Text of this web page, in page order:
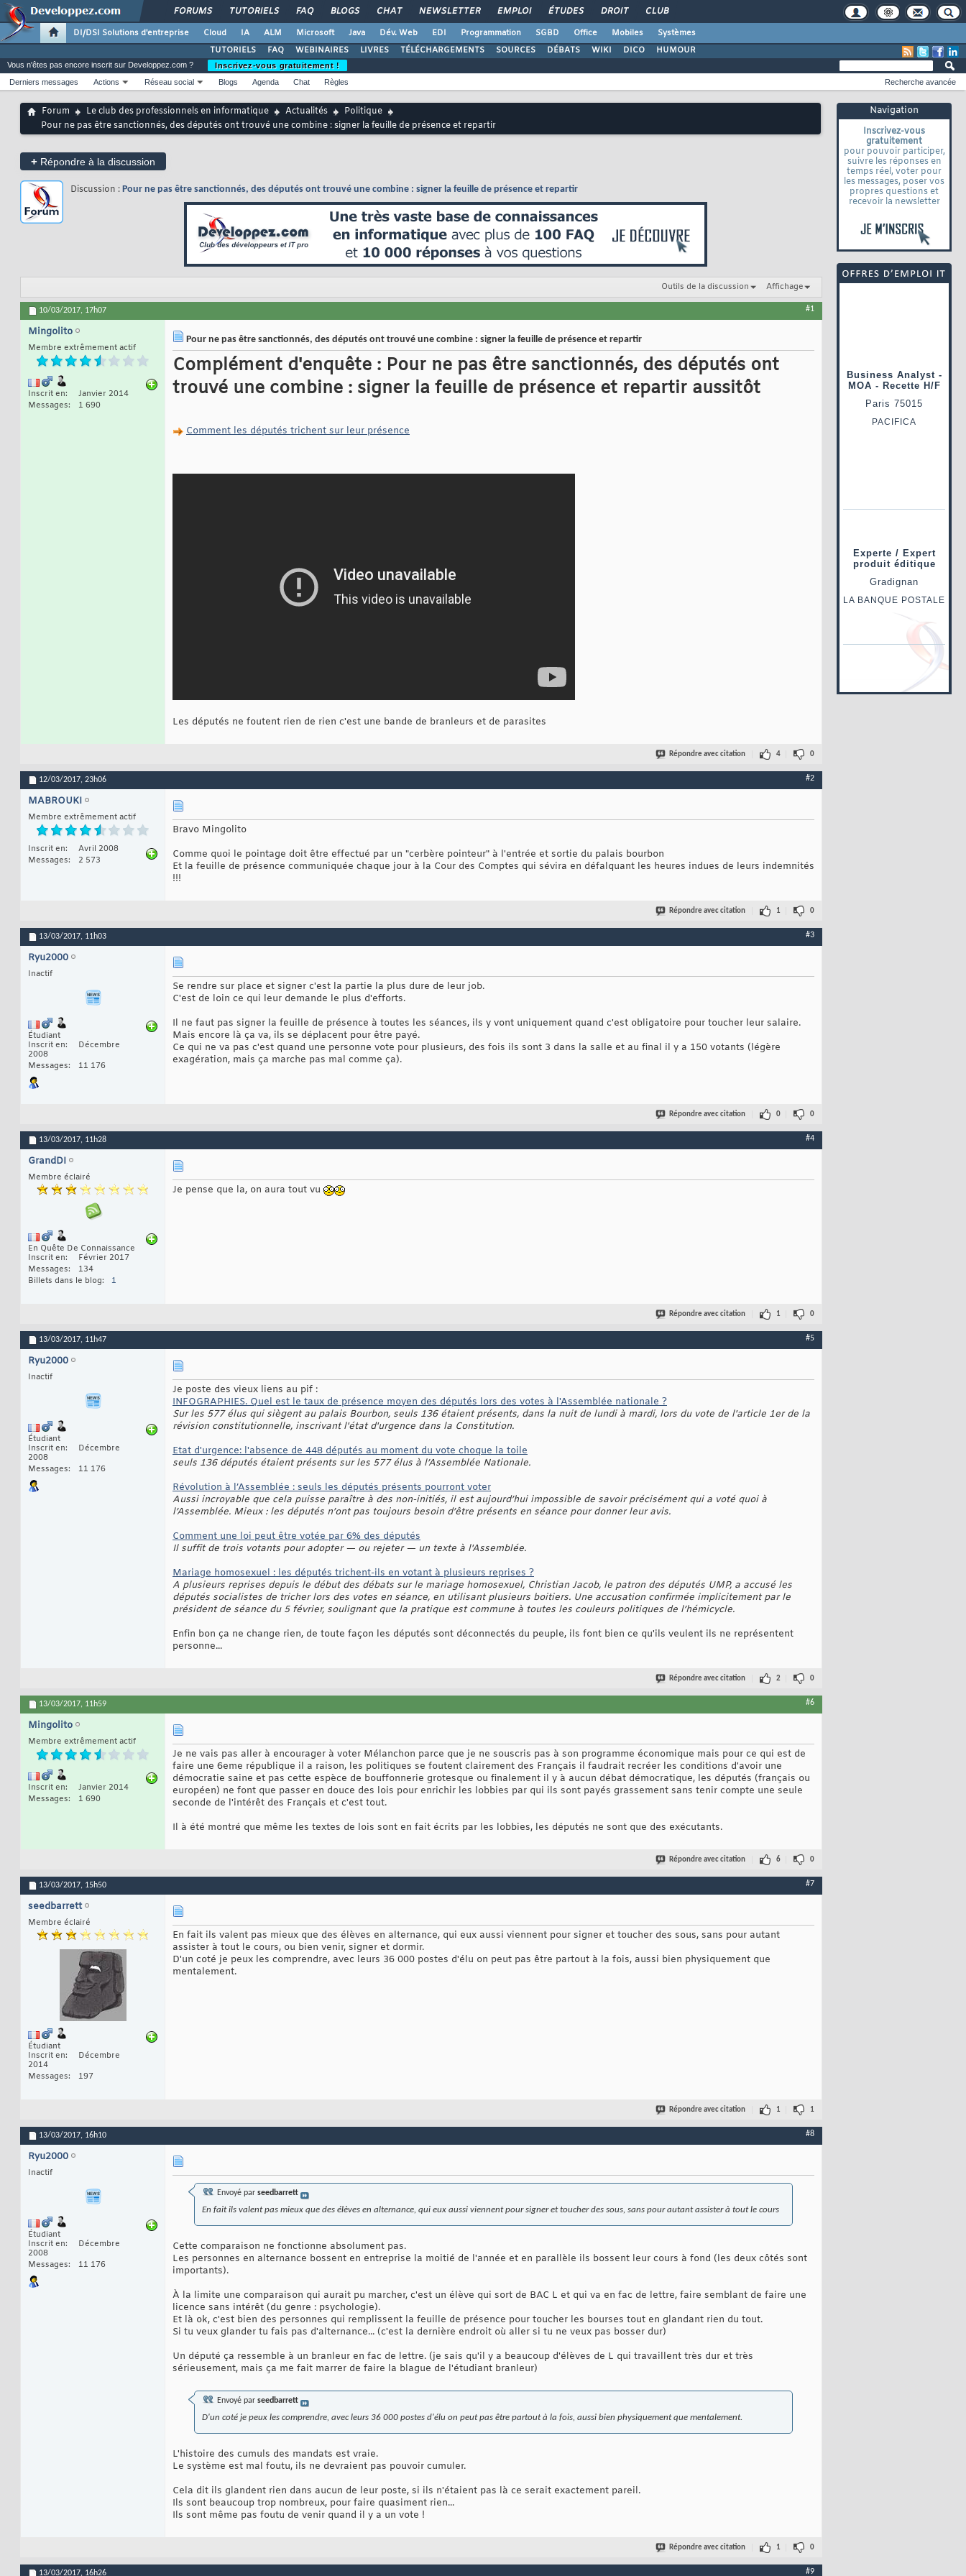
FORUMS TUTORIELS FAQ BLOGS CHAT NEWSLETTER EMPLOI ÉTUDES DROIT CLUB
DI/DSI Solutions d'entreprise Cloud IA ALM Microsoft Java Dév. Web EDI Programmation SGBD Office Mobiles
Systèmes
TUTORIELS
FAQ WEBINAIRES LIVRES TÉLÉCHARGEMENTS SOURCES DÉBATS WIKI DICO HUMOUR
Navigation
Inscrivez-vous
gratuitement
pour pouvoir participer,
suivre les réponses en
temps réel, voter pour
les messages, poser vos
propres questions et
recevoir la newsletter
Vous n'êtes pas encore inscrit sur Developpez.com ?
Inscrivez-vous gratuitement !
Derniers messages
Actions Réseau social Blogs Agenda Chat Règles Recherche avancée
Forum Le club des professionnels en informatique Actualités
Politique
Pour ne pas être sanctionnés, des députés ont trouvé une combine : signer la feuille de présence et repartir
+ Répondre à la discussion
Discussion : Pour ne pas être sanctionnés, des députés ont trouvé une combine : signer la feuille de présence et repartir
Outils de la discussion Affichage
10/03/2017, 17h07 #1
Mingolito
Membre extrêmement actif
Inscrit en
Janvier 2014
Messages
1 690
Pour ne pas être sanctionnés, des députés ont trouvé une combine : signer la feuille de présence et repartir
Complément d'enquête : Pour ne pas être sanctionnés, des députés ont
trouvé une combine : signer la feuille de présence et repartir aussitôt
Comment les députés trichent sur leur présence
Les députés ne foutent rien de rien c'est une bande de branleurs et de parasites
Répondre avec citation 4 0
12/03/2017, 23h06 #2
MABROUKI
Membre extrêmement actif
Inscrit en
Avril 2008
Messages
2 573
Bravo Mingolito
Comme quoi le pointage doit être effectué par un "cerbère pointeur" à l'entrée et sortie du palais bourbon
Et la feuille de présence communiquée chaque jour à la Cour des Comptes qui sévira en défalquant les heures indues de leurs indemnités
!!!
Répondre avec citation 1 0
13/03/2017, 11h03 #3
Ryu2000
Inactif
Étudiant
Inscrit en
Décembre
2008
Messages
11 176
Se rendre sur place et signer c'est la partie la plus dure de leur job.
C'est de loin ce qui leur demande le plus d'efforts.
Il ne faut pas signer la feuille de présence à toutes les séances, ils y vont uniquement quand c'est obligatoire pour toucher leur salaire.
Mais encore là ça va, ils se déplacent pour être payé.
Ce qui ne va pas c'est quand une personne vote pour plusieurs, des fois ils sont 3 dans la salle et au final il y a 150 votants (légère
exagération, mais ça marche pas mal comme ça).
Répondre avec citation 0 0
13/03/2017, 11h28 #4
GrandDI
Membre éclairé
En Quête De Connaissance
Inscrit en
Février 2017
Messages
134
Billets dans le blog
1
Je pense que la, on aura tout vu
Répondre avec citation 1 0
13/03/2017, 11h47 #5
Ryu2000
Inactif
Étudiant
Inscrit en
Décembre
2008
Messages
11 176
Je poste des vieux liens au pif :
INFOGRAPHIES. Quel est le taux de présence moyen des députés lors des votes à l'Assemblée nationale ?
Sur les 577 élus qui siègent au palais Bourbon, seuls 136 étaient présents, dans la nuit de lundi à mardi, lors du vote de l'article 1er de la
révision constitutionnelle, inscrivant l'état d'urgence dans la Constitution.
Etat d'urgence: l'absence de 448 députés au moment du vote choque la toile
seuls 136 députés étaient présents sur les 577 élus à l’Assemblée Nationale.
Révolution à l’Assemblée : seuls les députés présents pourront voter
Aussi incroyable que cela puisse paraître à des non-initiés, il est aujourd’hui impossible de savoir précisément qui a voté quoi à
l’Assemblée. Mieux : les députés n’ont pas toujours besoin d’être présents en séance pour donner leur avis.
Comment une loi peut être votée par 6% des députés
Il suffit de trois votants pour adopter — ou rejeter — un texte à l'Assemblée.
Mariage homosexuel : les députés trichent-ils en votant à plusieurs reprises ?
A plusieurs reprises depuis le début des débats sur le mariage homosexuel, Christian Jacob, le patron des députés UMP, a accusé les
députés socialistes de tricher lors des votes en séance, en utilisant plusieurs boitiers. Une accusation confirmée implicitement par le
président de séance du 5 février, soulignant que la pratique est commune à toutes les couleurs politiques de l’hémicycle.
Enfin bon ça ne change rien, de toute façon les députés sont déconnectés du peuple, ils font bien ce qu'ils veulent ils ne représentent
personne...
Répondre avec citation 2 0
13/03/2017, 11h59 #6
Mingolito
Membre extrêmement actif
Inscrit en
Janvier 2014
Messages
1 690
Je ne vais pas aller à encourager à voter Mélanchon parce que je ne souscris pas à son programme économique mais pour ce qui est de
faire une 6eme république il a raison, les politiques se foutent clairement des Français il faudrait recréer les conditions d'avoir une
démocratie saine et pas cette espèce de bouffonnerie grotesque ou finalement il y à aucun débat démocratique, les députés (français ou
européen) ne font que passer en douce des lois pour enrichir les lobbies par qui ils sont payés grassement sans tenir compte une seule
seconde de l'intérêt des Français et c'est tout.
Il à été montré que même les textes de lois sont en fait écrits par les lobbies, les députés ne sont que des exécutants.
Répondre avec citation 6 0
13/03/2017, 15h50 #7
seedbarrett
Membre éclairé
Étudiant
Inscrit en
Décembre
2014
Messages
197
En fait ils valent pas mieux que des élèves en alternance, qui eux aussi viennent pour signer et toucher des sous, sans pour autant
assister à tout le cours, ou bien venir, signer et dormir.
D'un coté je peux les comprendre, avec leurs 36 000 postes d'élu on peut pas être partout à la fois, aussi bien physiquement que
mentalement.
Répondre avec citation 1 1
13/03/2017, 16h10 #8
Ryu2000
Inactif
Étudiant
Inscrit en
Décembre
2008
Messages
11 176
Envoyé par seedbarrett
En fait ils valent pas mieux que des élèves en alternance, qui eux aussi viennent pour signer et toucher des sous, sans pour autant assister à tout le cours
Cette comparaison ne fonctionne absolument pas.
Les personnes en alternance bossent en entreprise la moitié de l'année et en parallèle ils bossent leur cours à fond (les deux côtés sont
importants).
À la limite une comparaison qui aurait pu marcher, c'est un élève qui sort de BAC L et qui va en fac de lettre, faire semblant de faire une
licence sans intérêt (du genre : psychologie).
Et là ok, c'est bien des personnes qui remplissent la feuille de présence pour toucher les bourses tout en glandant rien du tout.
Si tu veux glander tu fais pas d'alternance... (c'est la dernière endroit où aller si tu ne veux pas bosser dur)
Un député ça ressemble à un branleur en fac de lettre. (je sais qu'il y a beaucoup d'élèves de L qui travaillent très dur et très
sérieusement, mais ça me fait marrer de faire la blague de l'étudiant branleur)
Envoyé par seedbarrett
D'un coté je peux les comprendre, avec leurs 36 000 postes d'élu on peut pas être partout à la fois, aussi bien physiquement que mentalement.
L'histoire des cumuls des mandats est vraie.
Le système est mal foutu, ils ne devraient pas pouvoir cumuler.
Cela dit ils glandent rien dans aucun de leur poste, si ils n'étaient pas là ce serait exactement pareil.
Ils sont beaucoup trop nombreux, pour faire quasiment rien...
Ils sont même pas foutu de venir quand il y a un vote !
Répondre avec citation 1 0
13/03/2017, 16h26 #9